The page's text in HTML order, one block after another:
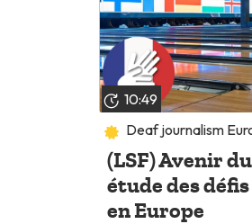
10:49
Deaf journalism
(LSF) Avenir
étude des
en Europe